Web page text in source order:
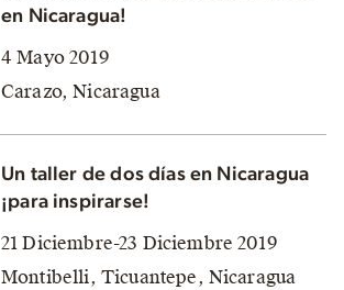
en Nicaragua!
4 Mayo 2019
Carazo, Nicaragua
Un taller de dos días en Nicaragua
¡para inspirarse!
21 Diciembre-23 Diciembre 2019
Montibelli, Ticuantepe, Nicaragua